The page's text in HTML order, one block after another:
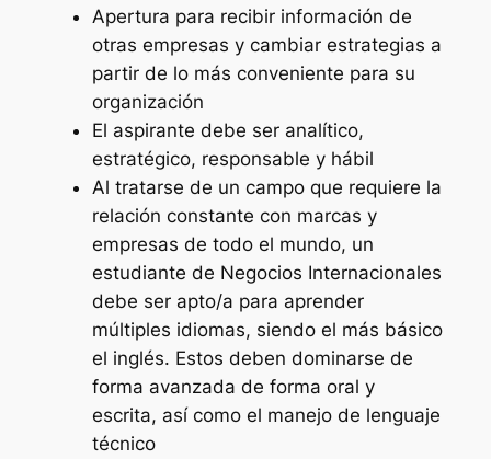
Apertura para recibir información de
otras empresas y cambiar estrategias a
partir de lo más conveniente para su
organización
El aspirante debe ser analítico,
estratégico, responsable y hábil
Al tratarse de un campo que requiere la
relación constante con marcas y
empresas de todo el mundo, un
estudiante de Negocios Internacionales
debe ser apto/a para aprender
múltiples idiomas, siendo el más básico
el inglés. Estos deben dominarse de
forma avanzada de forma oral y
escrita, así como el manejo de lenguaje
técnico